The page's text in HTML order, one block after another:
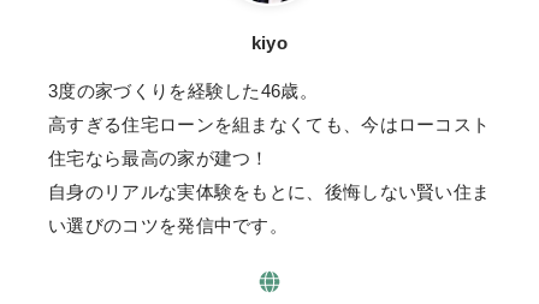
kiyo
3度の家づくりを経験した46歳。
高すぎる住宅ローンを組まなくても、今はローコスト
住宅なら最高の家が建つ！
自身のリアルな実体験をもとに、後悔しない賢い住ま
い選びのコツを発信中です。